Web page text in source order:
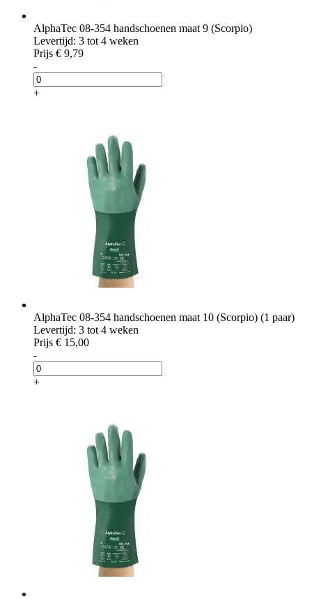
AlphaTec 08-354 handschoenen maat 9 (Scorpio)
Levertijd: 3 tot 4 weken
Prijs € 9,79
-
+
AlphaTec 08-354 handschoenen maat 10 (Scorpio) (1 paar)
Levertijd: 3 tot 4 weken
Prijs € 15,00
-
+